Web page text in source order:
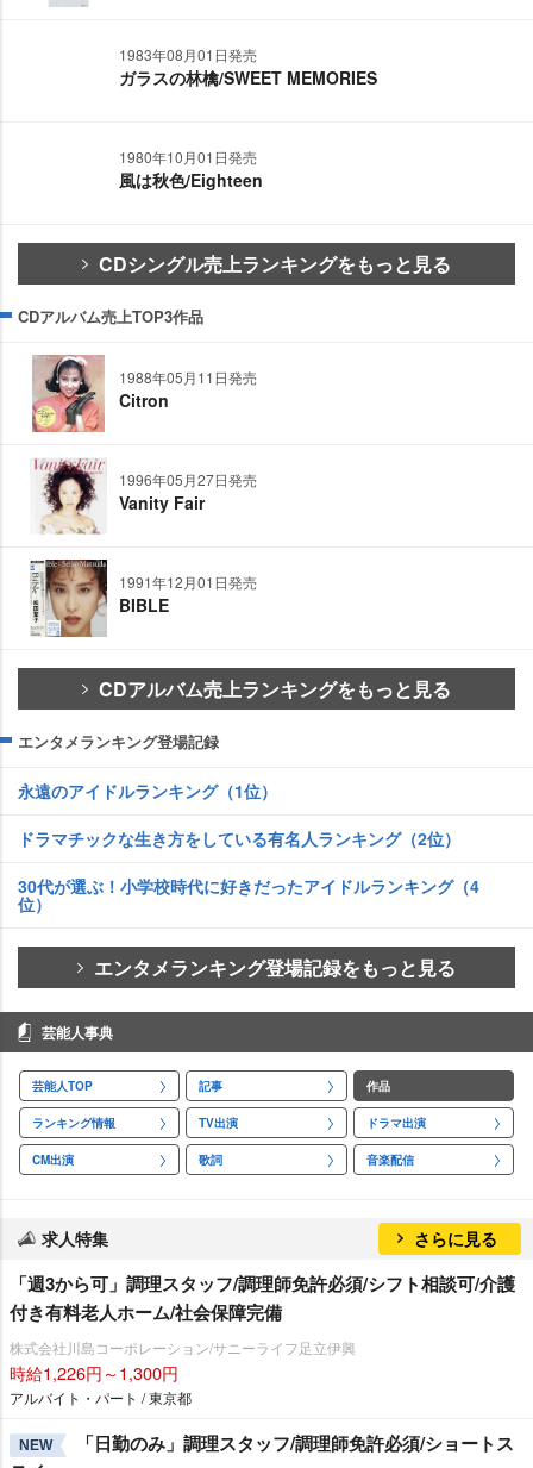
1983年08月01日発売
ガラスの林檎/SWEET MEMORIES
1980年10月01日発売
風は秋色/Eighteen
CDシングル売上ランキングをもっと見る
CDアルバム売上TOP3作品
1988年05月11日発売
Citron
1996年05月27日発売
Vanity Fair
1991年12月01日発売
BIBLE
CDアルバム売上ランキングをもっと見る
エンタメランキング登場記録
永遠のアイドルランキング（1位）
ドラマチックな生き方をしている有名人ランキング（2位）
30代が選ぶ！小学校時代に好きだったアイドルランキング（4
位）
エンタメランキング登場記録をもっと見る
芸能人事典
芸能人TOP 記事 作品
ランキング情報 TV出演 ドラマ出演
CM出演 歌詞 音楽配信
求人特集 さらに見る
「週3から可」調理スタッフ/調理師免許必須/シフト相談可/介護
付き有料老人ホーム/社会保障完備
株式会社川島コーポレーション/サニーライフ足立伊興
時給1,226円～1,300円
アルバイト・パート / 東京都
NEW
「日勤のみ」調理スタッフ/調理師免許必須/ショートス